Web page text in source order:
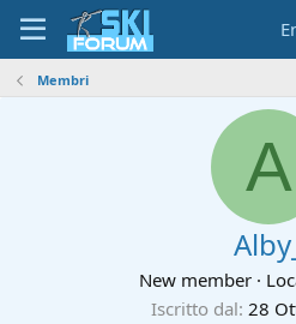
Membri
A
Alby_
New member ·
Iscritto dal 28